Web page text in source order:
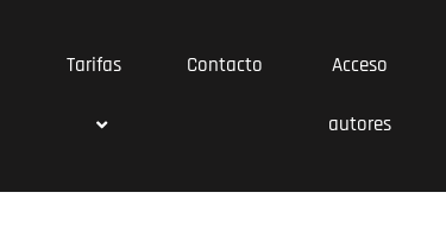
Tarifas Contacto Acceso
autores